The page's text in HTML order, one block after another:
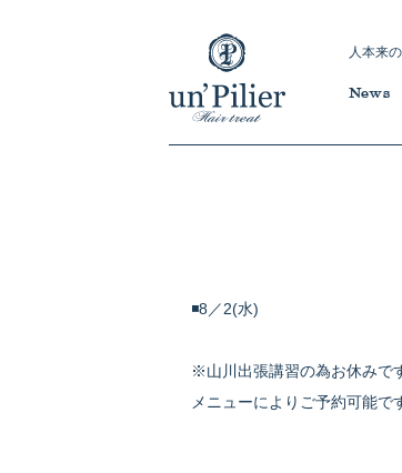
人本来
News
◾️8／2(水)
※山川出張講習の為お休みで
メニューによりご予約可能で